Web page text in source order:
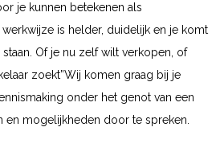
je kunnen betekenen als
is helder, duidelijk en je komt
Of je nu zelf wilt verkopen, of
zoekt”Wij komen graag bij je
onder het genot van een
en mogelijkheden door te spreken.